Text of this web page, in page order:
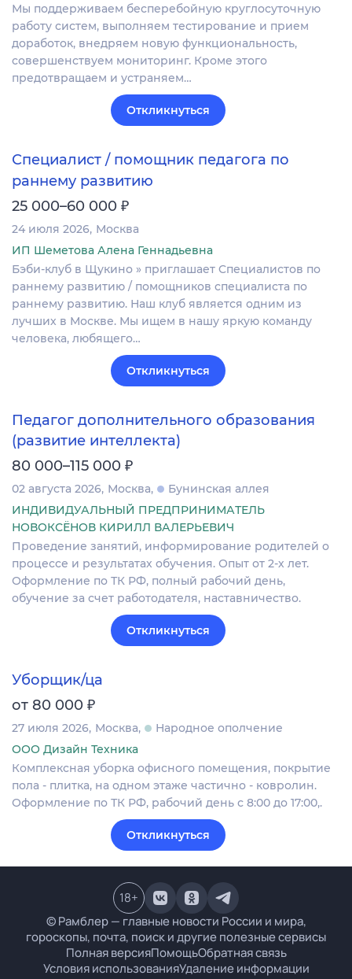
Мы поддерживаем бесперебойную круглосуточную
работу систем, выполняем тестирование и прием
доработок, внедряем новую функциональность,
совершенствуем мониторинг. Кроме этого
предотвращаем и устраняем…
Откликнуться
Специалист / помощник педагога по
раннему развитию
25 000–60 000 ₽
24 июля 2026 Москва
ИП Шеметова Алена Геннадьевна
Бэби-клуб в Щукино » приглашает Cпециалистов по
раннему развитию / помощников специалиста по
раннему развитию. Наш клуб является одним из
лучших в Москве. Мы ищем в нашу яркую команду
человека, любящего…
Откликнуться
Педагог дополнительного образования
(развитие интеллекта)
80 000–115 000 ₽
02 августа 2026 Москва
Бунинская аллея
ИНДИВИДУАЛЬНЫЙ ПРЕДПРИНИМАТЕЛЬ
НОВОКСЁНОВ КИРИЛЛ ВАЛЕРЬЕВИЧ
Проведение занятий, информирование родителей о
процессе и результатах обучения. Опыт от 2-х лет.
Оформление по ТК РФ, полный рабочий день,
обучение за счет работодателя, наставничество.
Откликнуться
Уборщик/ца
от 80 000 ₽
27 июля 2026 Москва
Народное ополчение
ООО Дизайн Техника
Комплексная уборка офисного помещения, покрытие
пола - плитка, на одном этаже частично - ковролин.
Оформление по ТК РФ, рабочий день с 8:00 до 17:00,.
Откликнуться
© Рамблер — главные новости России и мира,
гороскопы, почта, поиск и другие полезные сервисы
Полная версияПомощьОбратная связь
Условия использованияУдаление информации
18+